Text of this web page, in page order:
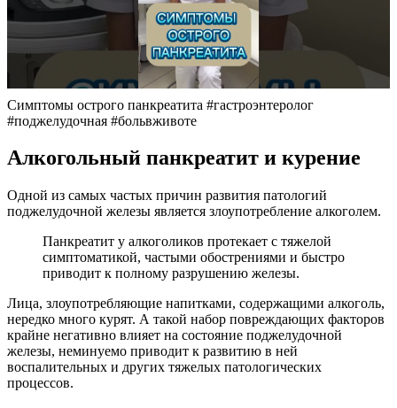
Симптомы острого панкреатита #гастроэнтеролог
#поджелудочная #больвживоте
Алкогольный панкреатит и курение
Одной из самых частых причин развития патологий
поджелудочной железы является злоупотребление алкоголем.
Панкреатит у алкоголиков протекает с тяжелой
симптоматикой, частыми обострениями и быстро
приводит к полному разрушению железы.
Лица, злоупотребляющие напитками, содержащими алкоголь,
нередко много курят. А такой набор повреждающих факторов
крайне негативно влияет на состояние поджелудочной
железы, неминуемо приводит к развитию в ней
воспалительных и других тяжелых патологических
процессов.